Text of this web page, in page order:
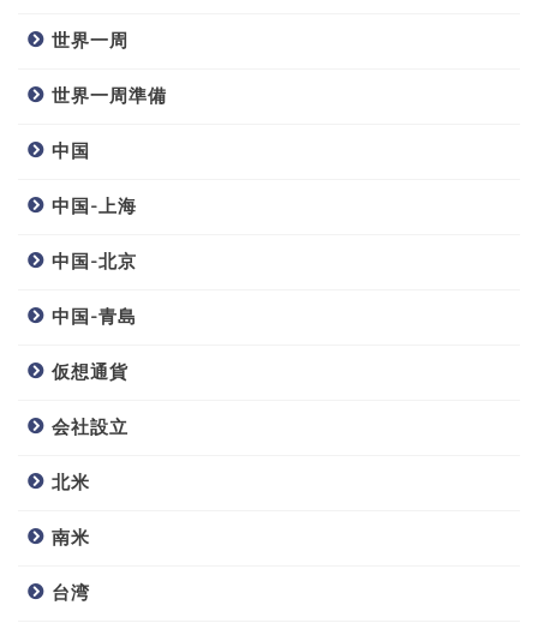
世界一周
世界一周準備
中国
中国-上海
中国-北京
中国-青島
仮想通貨
会社設立
北米
南米
台湾